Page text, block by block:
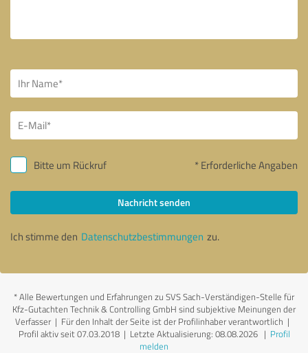
Bitte um Rückruf * Erforderliche Angaben
Nachricht senden
Ich stimme den Datenschutzbestimmungen zu.
*Alle Bewertungen und Erfahrungen zu SVS Sach-Verständigen-Stelle für
Kfz-Gutachten Technik & Controlling GmbH sind subjektive Meinungen der
Verfasser | Für den Inhalt der Seite ist der Profilinhaber verantwortlich |
Profil aktiv seit 07.03.2018 | Letzte Aktualisierung: 08.08.2026| Profil
melden